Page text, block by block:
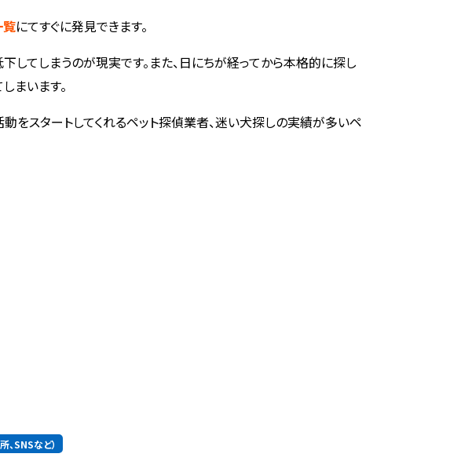
覧にてすぐに発見できます。
てしまうのが現実です。また、日にちが経ってから本格的に探し
まいます。
をスタートしてくれるペット探偵業者、迷い犬探しの実績が多いペ
SNSなど）